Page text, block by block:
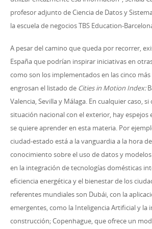
profesor adjunto de Ciencia de Datos y
la escuela de negocios TBS Education-
A pesar del camino que queda por recorrer,
España que podrían inspirar iniciativas en
como son los implementados en las cinco
engrosan el listado de Cities in Motion Index:
Valencia, Sevilla y Málaga. En cualquier caso,
situación nacional con el exterior, hay espejos
se quiere aprender en esta materia. Por
ciudad-estado está a la vanguardia a la hora
conocimiento sobre el uso de datos y
en la integración de tecnologías domésticas
eficiencia energética y el bienestar de los
referentes mundiales son Dubái, con la
emergentes, como la Inteligencia Artificial y la
construcción; Copenhague, que ofrece un